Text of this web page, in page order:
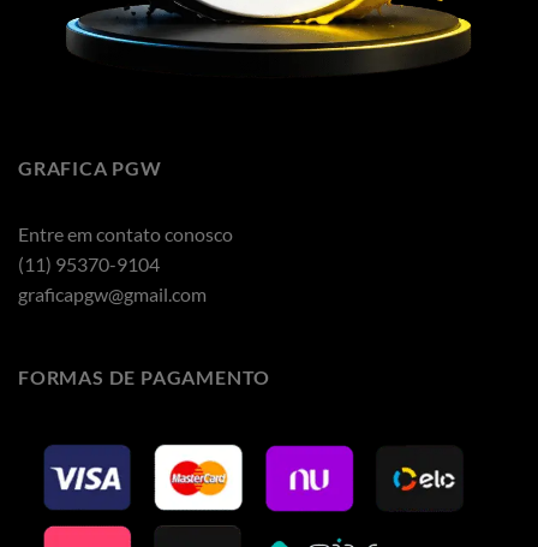
GRAFICA PGW
Entre em contato conosco
(11) 95370-9104
graficapgw@gmail.com
FORMAS DE PAGAMENTO